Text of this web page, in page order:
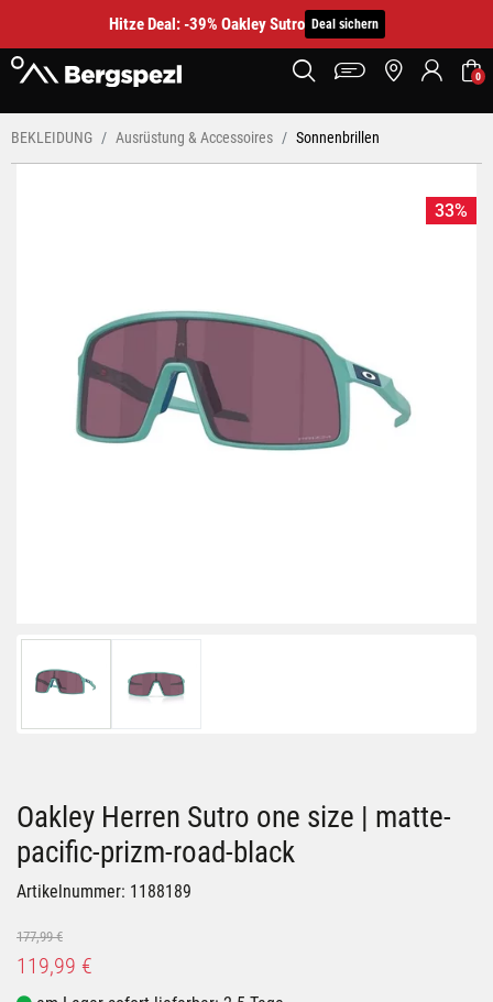
Hitze Deal: -39% Oakley Sutro Deal sichern
0
BEKLEIDUNG Ausrüstung & Accessoires Sonnenbrillen
33%
Oakley Herren Sutro one size | matte-
pacific-prizm-road-black
Artikelnummer: 1188189
177,99 €
119,99 €